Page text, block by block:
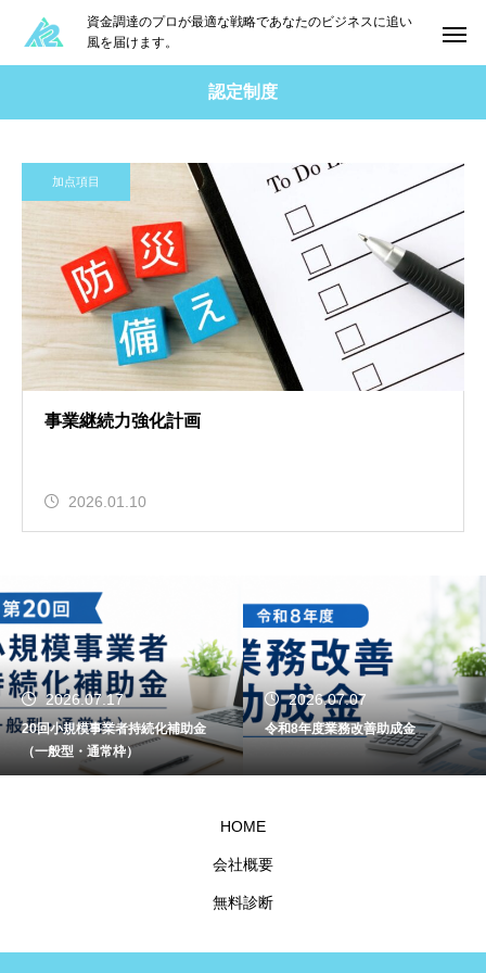
資金調達のプロが最適な戦略であなたのビジネスに追い
風を届けます。
認定制度
加点項目
事業継続力強化計画
2026.01.10
2026.07.17
20回小規模事業者持続化補助金
（一般型・通常枠）
2026.07.07
令和8年度業務改善助成金
HOME
会社概要
無料診断